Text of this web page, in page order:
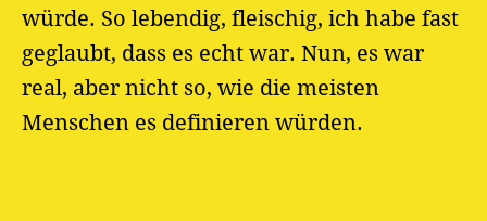
würde. So lebendig, fleischig, ich habe fast
geglaubt, dass es echt war. Nun, es war
real, aber nicht so, wie die meisten
Menschen es definieren würden.